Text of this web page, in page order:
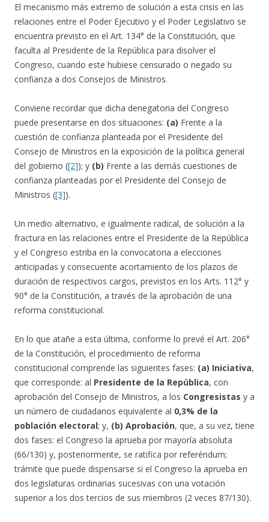
El mecanismo más extremo de solución a esta crisis en las
relaciones entre el Poder Ejecutivo y el Poder Legislativo se
encuentra previsto en el Art. 134° de la Constitución, que
faculta al Presidente de la República para disolver el
Congreso, cuando este hubiese censurado o negado su
confianza a dos Consejos de Ministros.
Conviene recordar que dicha denegatoria del Congreso
puede presentarse en dos situaciones: (a) Frente a la
cuestión de confianza planteada por el Presidente del
Consejo de Ministros en la exposición de la política general
del gobierno ([2]); y (b) Frente a las demás cuestiones de
confianza planteadas por el Presidente del Consejo de
Ministros ([3]).
Un medio alternativo, e igualmente radical, de solución a la
fractura en las relaciones entre el Presidente de la República
y el Congreso estriba en la convocatoria a elecciones
anticipadas y consecuente acortamiento de los plazos de
duración de respectivos cargos, previstos en los Arts. 112° y
90° de la Constitución, a través de la aprobación de una
reforma constitucional.
En lo que atañe a esta última, conforme lo prevé el Art. 206°
de la Constitución, el procedimiento de reforma
constitucional comprende las siguientes fases: (a) Iniciativa,
que corresponde: al Presidente de la República, con
aprobación del Consejo de Ministros, a los Congresistas y a
un número de ciudadanos equivalente al 0,3% de la
población electoral; y, (b) Aprobación, que, a su vez, tiene
dos fases: el Congreso la aprueba por mayoría absoluta
(66/130) y, posteriormente, se ratifica por referéndum;
trámite que puede dispensarse si el Congreso la aprueba en
dos legislaturas ordinarias sucesivas con una votación
superior a los dos tercios de sus miembros (2 veces 87/130).